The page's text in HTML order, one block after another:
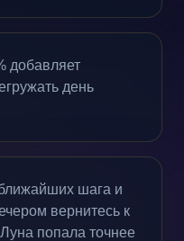
добавляет
день
шага и
вернитесь к
попала точнее